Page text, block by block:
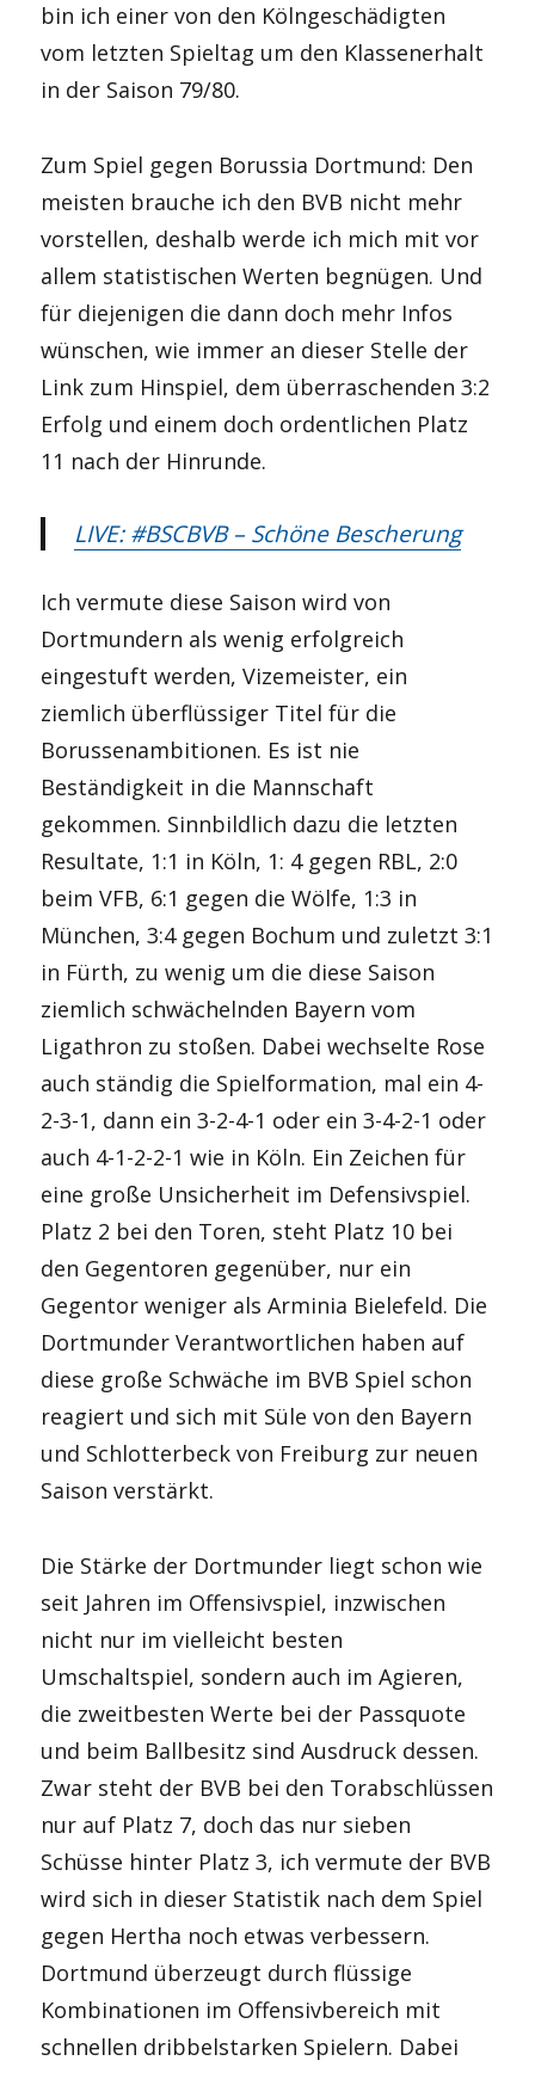
bin ich einer von den Kölngeschädigten
vom letzten Spieltag um den Klassenerhalt
in der Saison 79/80.
Zum Spiel gegen Borussia Dortmund: Den
meisten brauche ich den BVB nicht mehr
vorstellen, deshalb werde ich mich mit vor
allem statistischen Werten begnügen. Und
für diejenigen die dann doch mehr Infos
wünschen, wie immer an dieser Stelle der
Link zum Hinspiel, dem überraschenden 3:2
Erfolg und einem doch ordentlichen Platz
11 nach der Hinrunde.
LIVE: #BSCBVB – Schöne Bescherung
Ich vermute diese Saison wird von
Dortmundern als wenig erfolgreich
eingestuft werden, Vizemeister, ein
ziemlich überflüssiger Titel für die
Borussenambitionen. Es ist nie
Beständigkeit in die Mannschaft
gekommen. Sinnbildlich dazu die letzten
Resultate, 1:1 in Köln, 1: 4 gegen RBL, 2:0
beim VFB, 6:1 gegen die Wölfe, 1:3 in
München, 3:4 gegen Bochum und zuletzt 3:1
in Fürth, zu wenig um die diese Saison
ziemlich schwächelnden Bayern vom
Ligathron zu stoßen. Dabei wechselte Rose
auch ständig die Spielformation, mal ein 4-
2-3-1, dann ein 3-2-4-1 oder ein 3-4-2-1 oder
auch 4-1-2-2-1 wie in Köln. Ein Zeichen für
eine große Unsicherheit im Defensivspiel.
Platz 2 bei den Toren, steht Platz 10 bei
den Gegentoren gegenüber, nur ein
Gegentor weniger als Arminia Bielefeld. Die
Dortmunder Verantwortlichen haben auf
diese große Schwäche im BVB Spiel schon
reagiert und sich mit Süle von den Bayern
und Schlotterbeck von Freiburg zur neuen
Saison verstärkt.
Die Stärke der Dortmunder liegt schon wie
seit Jahren im Offensivspiel, inzwischen
nicht nur im vielleicht besten
Umschaltspiel, sondern auch im Agieren,
die zweitbesten Werte bei der Passquote
und beim Ballbesitz sind Ausdruck dessen.
Zwar steht der BVB bei den Torabschlüssen
nur auf Platz 7, doch das nur sieben
Schüsse hinter Platz 3, ich vermute der BVB
wird sich in dieser Statistik nach dem Spiel
gegen Hertha noch etwas verbessern.
Dortmund überzeugt durch flüssige
Kombinationen im Offensivbereich mit
schnellen dribbelstarken Spielern. Dabei